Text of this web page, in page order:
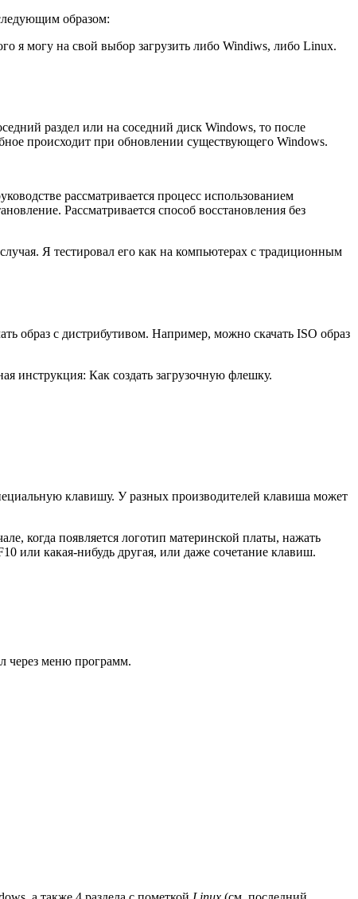
образом:
я могу на свой выбор загрузить либо Windiws, либо Linux.
раздел или на соседний диск Windows, то после
происходит при обновлении существующего Windows.
рассматривается процесс использованием
Рассматривается способ восстановления без
Я тестировал его как на компьютерах с традиционным
образ с дистрибутивом. Например, можно скачать ISO образ
инструкция: Как создать загрузочную флешку.
клавишу. У разных производителей клавиша может
когда появляется логотип материнской платы, нажать
или какая-нибудь другая, или даже сочетание клавиш.
через меню программ.